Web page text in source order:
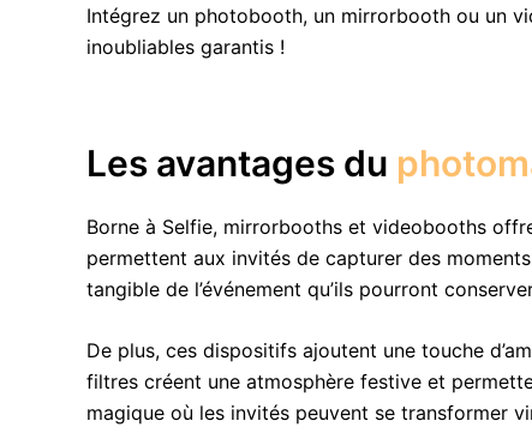
Intégrez un photobooth, un mirrorbooth ou un
inoubliables garantis !
Les avantages du
Borne à Selfie, mirrorbooths et videobooths
permettent aux invités de capturer des
tangible de l’événement qu’ils pourront
De plus, ces dispositifs ajoutent une touche
filtres créent une atmosphère festive et
magique où les invités peuvent se transformer